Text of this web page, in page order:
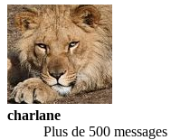
charlane
Plus de 500 messages